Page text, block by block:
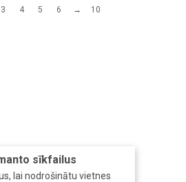
sīkfailus
lai nodrošinātu vietnes
3 4 5 6 → 10